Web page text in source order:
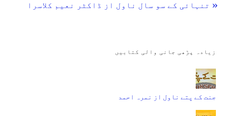
« تنہائی کے سو سال ناول از ڈاکٹر نعیم کلاسرا
زیادہ پڑھی جانی والی کتابیں
جنت کے پتے ناول از نمرہ احمد